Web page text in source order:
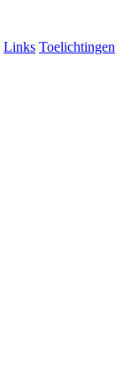
Links Toelichtingen